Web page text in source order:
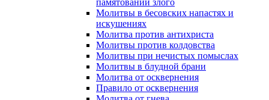
памятовании злого
Молитвы в бесовских напастях и
искушениях
Молитва против антихриста
Молитвы против колдовства
Молитвы при нечистых помыслах
Молитвы в блудной брани
Молитва от осквернения
Правило от осквернения